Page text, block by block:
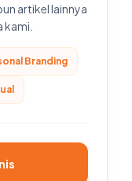
artikel lainnya
Branding